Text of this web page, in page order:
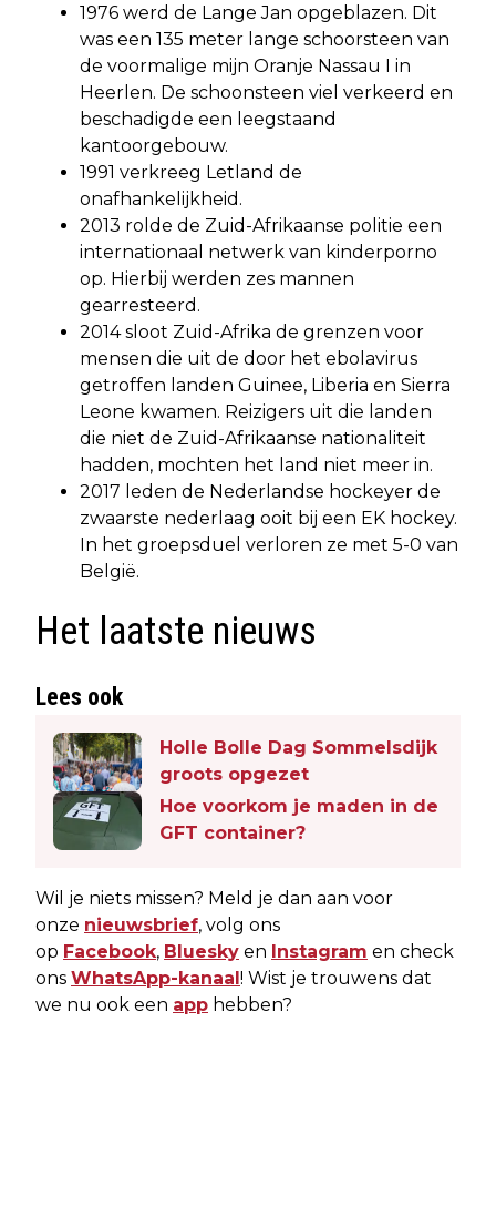
1976 werd de Lange Jan opgeblazen. Dit
was een 135 meter lange schoorsteen van
de voormalige mijn Oranje Nassau I in
Heerlen. De schoonsteen viel verkeerd en
beschadigde een leegstaand
kantoorgebouw.
1991 verkreeg Letland de
onafhankelijkheid.
2013 rolde de Zuid-Afrikaanse politie een
internationaal netwerk van kinderporno
op. Hierbij werden zes mannen
gearresteerd.
2014 sloot Zuid-Afrika de grenzen voor
mensen die uit de door het ebolavirus
getroffen landen Guinee, Liberia en Sierra
Leone kwamen. Reizigers uit die landen
die niet de Zuid-Afrikaanse nationaliteit
hadden, mochten het land niet meer in.
2017 leden de Nederlandse hockeyer de
zwaarste nederlaag ooit bij een EK hockey.
In het groepsduel verloren ze met 5-0 van
België.
Het laatste nieuws
Lees ook
Holle Bolle Dag Sommelsdijk
groots opgezet
Hoe voorkom je maden in de
GFT container?
Wil je niets missen? Meld je dan aan voor
onze nieuwsbrief, volg ons
op Facebook, Bluesky en Instagram en check
ons WhatsApp-kanaal! Wist je trouwens dat
we nu ook een app hebben?